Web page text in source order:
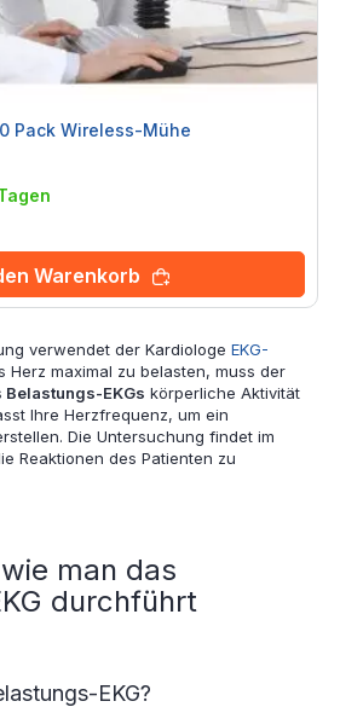
Pack Wireless-Mühe
Warenkorb
verwendet der Kardiologe EKG-
Herz maximal zu belasten, muss der
Belastungs-EKGs körperliche Aktivität
Ihre Herzfrequenz, um ein
Die Untersuchung findet im
Reaktionen des Patienten zu
man das
durchführt
EKG?